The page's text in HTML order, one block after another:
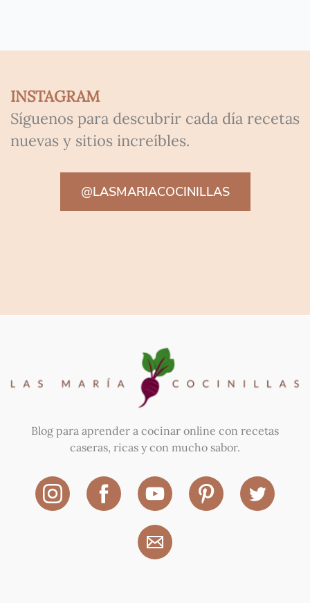
INSTAGRAM
Síguenos para descubrir cada día recetas
nuevas y sitios increíbles.
@LASMARIACOCINILLAS
Blog para aprender a cocinar online con recetas
caseras, ricas y con mucho sabor.